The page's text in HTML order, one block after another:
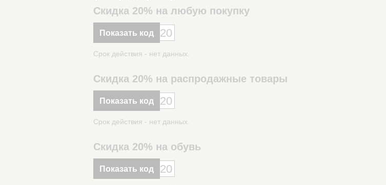
Скидка 20% на любую покупку
Показать код 20
Срок действия - нет данных.
Скидка 20% на распродажные товары
Показать код 20
Срок действия - нет данных.
Скидка 20% на обувь
Показать код 20